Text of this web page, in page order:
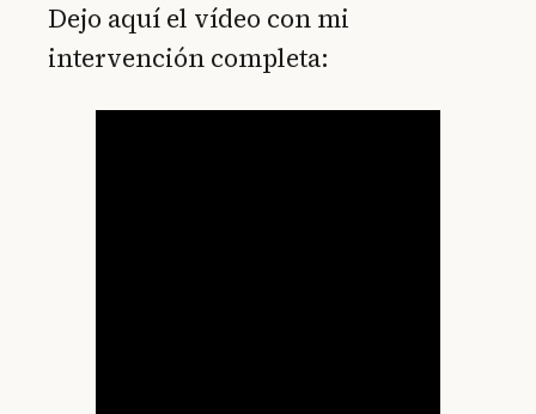
Dejo aquí el vídeo con mi
intervención completa: